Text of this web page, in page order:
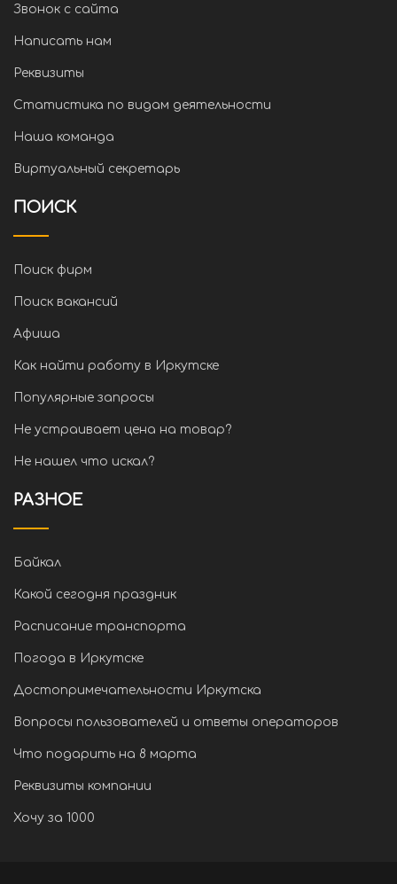
Звонок с сайта
Написать нам
Реквизиты
Статистика по видам деятельности
Наша команда
Виртуальный секретарь
ПОИСК
Поиск фирм
Поиск вакансий
Афиша
Как найти работу в Иркутске
Популярные запросы
Не устраивает цена на товар?
Не нашел что искал?
РАЗНОЕ
Байкал
Какой сегодня праздник
Расписание транспорта
Погода в Иркутске
Достопримечательности Иркутска
Вопросы пользователей и ответы операторов
Что подарить на 8 марта
Реквизиты компании
Хочу за 1000